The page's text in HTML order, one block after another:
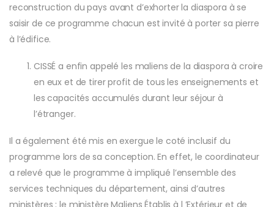
reconstruction du pays avant d’exhorter la diaspora à se
saisir de ce programme chacun est invité à porter sa pierre
à l’édifice.
CISSÉ a enfin appelé les maliens de la diaspora à croire
en eux et de tirer profit de tous les enseignements et
les capacités accumulés durant leur séjour à
l’étranger.
Il a également été mis en exergue le coté inclusif du
programme lors de sa conception. En effet, le coordinateur
a relevé que le programme à impliqué l’ensemble des
services techniques du département, ainsi d’autres
ministères : le ministère Maliens Établis à l ’Extérieur et de